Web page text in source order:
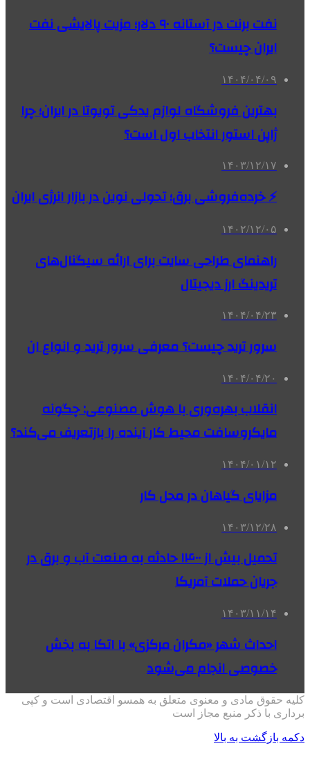
نفت برنت در آستانه ۹۰ دلار؛ مزیت پالایشی نفت
ایران چیست؟
۱۴۰۴/۰۴/۰۹
بهترین فروشگاه لوازم یدکی تویوتا در ایران؛ چرا
ژاپن استور انتخاب اول است؟
۱۴۰۳/۱۲/۱۷
⚡ خرده‌فروشی برق؛ تحولی نوین در بازار انرژی ایران
۱۴۰۲/۱۲/۰۵
راهنمای طراحی سایت برای ارائه سیگنال‌های
تریدینگ ارز دیجیتال
۱۴۰۴/۰۴/۲۳
سرور ترید چیست؟ معرفی سرور ترید و انواع ان
۱۴۰۴/۰۴/۲۰
انقلاب بهره‌وری با هوش مصنوعی: چگونه
مایکروسافت محیط کار آینده را بازتعریف می‌کند؟
۱۴۰۴/۰۱/۱۲
مزایای گیاهان در محل کار
۱۴۰۳/۱۲/۲۸
تحمیل بیش از ۱۴۰۰ حادثه به صنعت آب و برق در
جریان حملات آمریکا
۱۴۰۳/۱۱/۱۴
احداث شهر «مکران مرکزی» با اتکا به بخش
خصوصی انجام می‌شود
کلیه حقوق مادی و معنوی متعلق به همسو اقتصادی است و کپی
برداری با ذکر منبع مجاز است
دکمه بازگشت به بالا